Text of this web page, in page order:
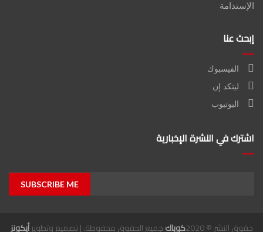
الإستدامة
إبحث عنا
الفيسبوك
لينكد إن
اليوتيوب
اشترك في النشرة الإخبارية
SUBSCRIBE ME
حقوق النشر © 2020 كوباكجميع الحقوق محفوظة. | تصميم وتطويرأيكونز